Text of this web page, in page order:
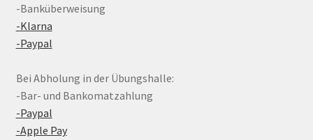
-Banküberweisung
-Klarna
-Paypal
Bei Abholung in der Übungshalle:
-Bar- und Bankomatzahlung
-Paypal
-Apple Pay